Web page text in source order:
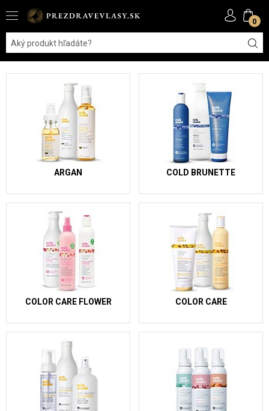
0
ARGAN COLD BRUNETTE
COLOR CARE FLOWER COLOR CARE